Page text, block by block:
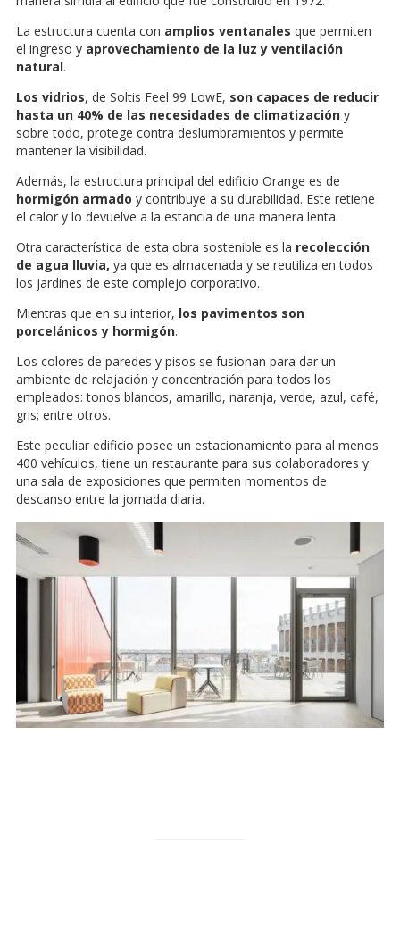
La estructura cuenta con amplios ventanales que permiten
el ingreso y aprovechamiento de la luz y ventilación
natural.
Los vidrios, de Soltis Feel 99 LowE, son capaces de reducir
hasta un 40% de las necesidades de climatización y
sobre todo, protege contra deslumbramientos y permite
mantener la visibilidad.
Además, la estructura principal del edificio Orange es de
hormigón armado y contribuye a su durabilidad. Este retiene
el calor y lo devuelve a la estancia de una manera lenta.
Otra característica de esta obra sostenible es la recolección
de agua lluvia, ya que es almacenada y se reutiliza en todos
los jardines de este complejo corporativo.
Mientras que en su interior, los pavimentos son
porcelánicos y hormigón.
Los colores de paredes y pisos se fusionan para dar un
ambiente de relajación y concentración para todos los
empleados: tonos blancos, amarillo, naranja, verde, azul, café,
gris; entre otros.
Este peculiar edificio posee un estacionamiento para al menos
400 vehículos, tiene un restaurante para sus colaboradores y
una sala de exposiciones que permiten momentos de
descanso entre la jornada diaria.